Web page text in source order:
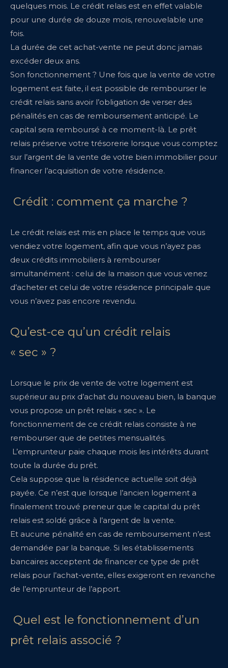
quelques mois. Le crédit relais est en effet valable
pour une durée de douze mois, renouvelable une
fois.
La durée de cet achat-vente ne peut donc jamais
excéder deux ans.
Son fonctionnement ? Une fois que la vente de votre
logement est faite, il est possible de rembourser le
crédit relais sans avoir l’obligation de verser des
pénalités en cas de remboursement anticipé. Le
capital sera remboursé à ce moment-là. Le prêt
relais préserve votre trésorerie lorsque vous comptez
sur l’argent de la vente de votre bien immobilier pour
financer l’acquisition de votre résidence.
Crédit : comment ça marche ?
Le crédit relais est mis en place le temps que vous
vendiez votre logement, afin que vous n’ayez pas
deux crédits immobiliers à rembourser
simultanément : celui de la maison que vous venez
d’acheter et celui de votre résidence principale que
vous n’avez pas encore revendu.
Qu’est-ce qu’un crédit relais
« sec » ?
Lorsque le prix de vente de votre logement est
supérieur au prix d’achat du nouveau bien, la banque
vous propose un prêt relais « sec ». Le
fonctionnement de ce crédit relais consiste à ne
rembourser que de petites mensualités.
L’emprunteur paie chaque mois les intérêts durant
toute la durée du prêt.
Cela suppose que la résidence actuelle soit déjà
payée. Ce n’est que lorsque l’ancien logement a
finalement trouvé preneur que le capital du prêt
relais est soldé grâce à l’argent de la vente.
Et aucune pénalité en cas de remboursement n’est
demandée par la banque. Si les établissements
bancaires acceptent de financer ce type de prêt
relais pour l’achat-vente, elles exigeront en revanche
de l’emprunteur de l’apport.
Quel est le fonctionnement d’un
prêt relais associé ?